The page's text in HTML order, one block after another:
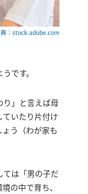
：stock.adobe.com
です。
り」と言えば母
いたり片付け
う（わが家も
は「男の子だ
の中で育ち、